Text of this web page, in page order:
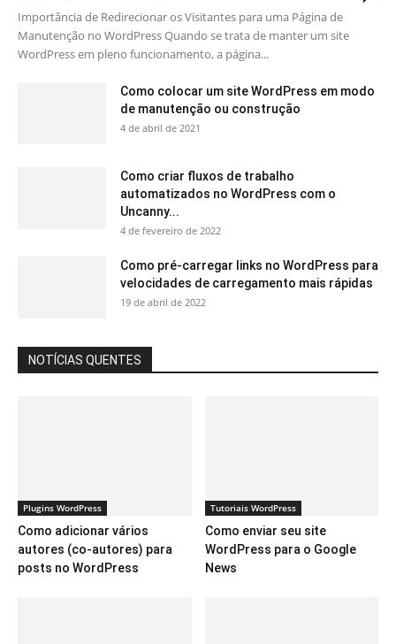
Importância de Redirecionar os Visitantes para uma Página de
Manutenção no WordPress Quando se trata de manter um site
WordPress em pleno funcionamento, a página...
Como colocar um site WordPress em modo
de manutenção ou construção
4 de abril de 2021
Como criar fluxos de trabalho
automatizados no WordPress com o
Uncanny...
4 de fevereiro de 2022
Como pré-carregar links no WordPress para
velocidades de carregamento mais rápidas
19 de abril de 2022
NOTÍCIAS QUENTES
Plugins WordPress
Como adicionar vários
autores (co-autores) para
posts no WordPress
Tutoriais WordPress
Como enviar seu site
WordPress para o Google
News